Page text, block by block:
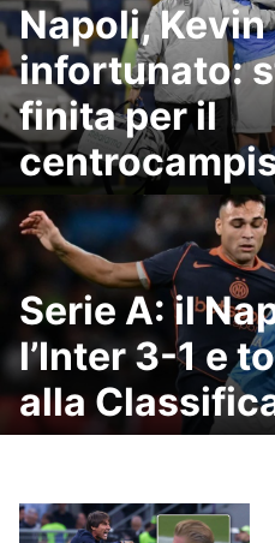
Napoli, Kevin
infortunato:
finita per il
Serie A: il
l’Inter 3-1 e
alla